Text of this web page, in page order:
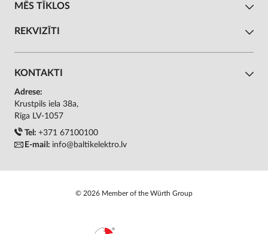
MĒS TĪKLOS
REKVIZĪTI
KONTAKTI
Adrese:
Krustpils iela 38a,
Rīga LV-1057
Tel: +371 67100100
E-mail: info@baltikelektro.lv
© 2026 Member of the Würth Group